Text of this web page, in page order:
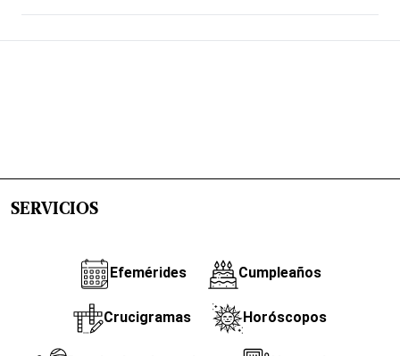
SERVICIOS
Efemérides Cumpleaños
Crucigramas Horóscopos